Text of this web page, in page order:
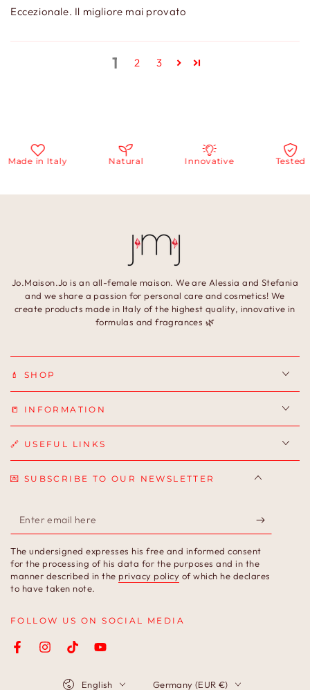
Eccezionale. Il migliore mai provato
1 2 3
in Italy Natural Innovative Tested
Jo.Maison.Jo is an all-female maison. We are Alessia and Stefania
and we share a passion for personal care and cosmetics! We
create products made in Italy of the highest quality, innovative in
formulas and fragrances 🌿
💄 SHOP
📒 INFORMATION
🔗 USEFUL LINKS
💌 SUBSCRIBE TO OUR NEWSLETTER
Enter
email
here
The undersigned expresses his free and informed consent
for the processing of his data for the purposes and in the
manner described in the privacy policy of which he declares
to have taken note.
FOLLOW US ON SOCIAL MEDIA
FacebookInstagramTikTokYouTube
English Germany (EUR €)